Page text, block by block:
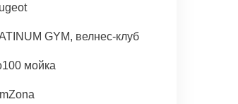
GYM, велнес-клуб
мойка